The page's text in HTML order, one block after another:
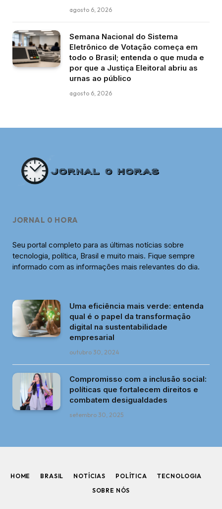
agosto 6, 2026
Semana Nacional do Sistema
Eletrônico de Votação começa em
todo o Brasil; entenda o que muda e
por que a Justiça Eleitoral abriu as
urnas ao público
agosto 6, 2026
JORNAL 0 HORA
Seu portal completo para as últimas notícias sobre
tecnologia, política, Brasil e muito mais. Fique sempre
informado com as informações mais relevantes do dia.
Uma eficiência mais verde: entenda
qual é o papel da transformação
digital na sustentabilidade
empresarial
outubro 30, 2024
Compromisso com a inclusão social:
políticas que fortalecem direitos e
combatem desigualdades
setembro 30, 2025
HOME BRASIL NOTÍCIAS POLÍTICA
TECNOLOGIA
SOBRE NÓS